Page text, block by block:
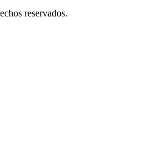
reservados.